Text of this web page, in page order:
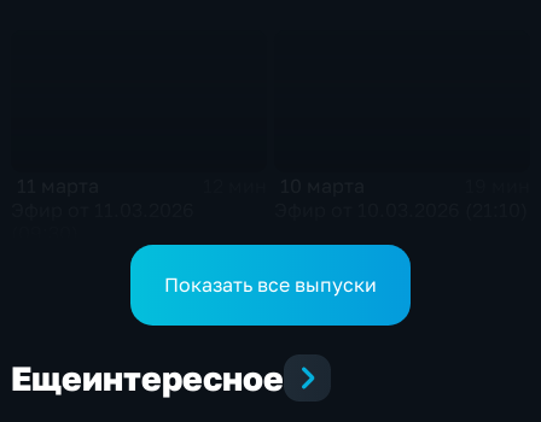
Показать все выпуски
Ещеинтересное